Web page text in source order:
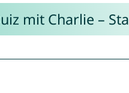
mit Charlie –